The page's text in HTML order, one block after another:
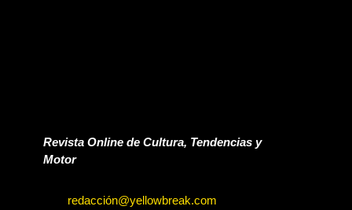
Revista Online de Cultura, Tendencias y
Motor
redacción@yellowbreak.com